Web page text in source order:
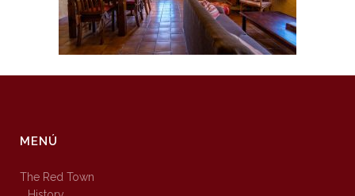
MENÚ
The Red Town